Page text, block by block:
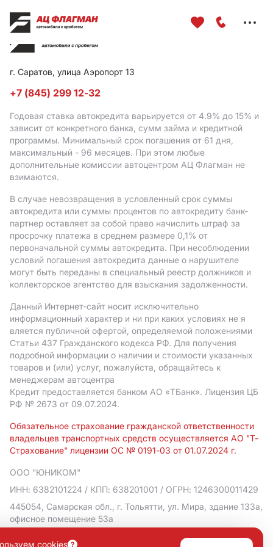
г. Саратов, улица Аэропорт 13
+7 (845) 299 12-32
Годовая ставка автокредита варьируется от 4.9% до 15% и
зависит от конкретного банка, сумм займа и кредитной
программы. Минимальный срок погашения от 61 дня,
максимальный - 96 месяцев. При этом любые
дополнительные комиссии автоцентром АЦ Флагман не
взимаются.
В случае невозвращения в условленный срок суммы
автокредита или суммы процентов по автокредиту банк-
партнер оставляет за собой право начислить штраф за
просрочку платежа в среднем размере 0,1% от
первоначальной суммы автокредита. При несоблюдении
условий погашения автокредита данные о нарушителе
могут быть переданы в специальный реестр должников и
коллекторское агентство для взыскания задолженности.
Данный Интернет-сайт носит исключительно
информационный характер и ни при каких условиях не я
вляется публичной офертой, определяемой положениями
Статьи 437 Гражданского кодекса РФ. Для получения
подробной информации о наличии и стоимости указанных
товаров и (или) услуг, пожалуйста, обращайтесь к
менеджерам автоцентра
Кредит предоставляется банком АO «ТБанк». Лицензия ЦБ
РФ № 2673 от 09.07.2024.
Обязательное страхование гражданской ответственности
владельцев транспортных средств осуществляется АО "Т-
Страхование" лицензии ОС № 0191-03 от 01.07.2024 г.
ООО "ЮНИКОМ"
ИНН: 6382101224 / КПП: 638201001 / ОГРН: 1246300011429
445054, Самарская обл., г. Тольятти, ул. Мира, здание 133а,
офисное помещение 53а
Политика в отношении обработки персональных данных
cookies